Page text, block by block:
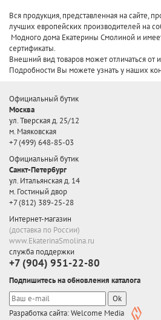
Вся продукция, представленная на сайте,
лучших европейских производителей на
Модного дома Екатерины Смолиной и
сертификаты.
Внешний вид товаров может отличаться от
Подробности Вы можете узнать у наших
Официальный бутик
Москва
ул. Тверская д. 25/12
м. Маяковская
+7 (499) 648-85-03
Официальный бутик
Санкт-Петербург
ул. Итальянская д. 14
м. Гостиный двор
+7 (812) 389-25-28
Интернет-магазин
(доставка по России)
www.EkaterinaSmolina.ru
служба поддержки
+7 (904) 951-22-80
Подпишитесь на обновления каталога
Ok
Разработка сайта: Welcome Media